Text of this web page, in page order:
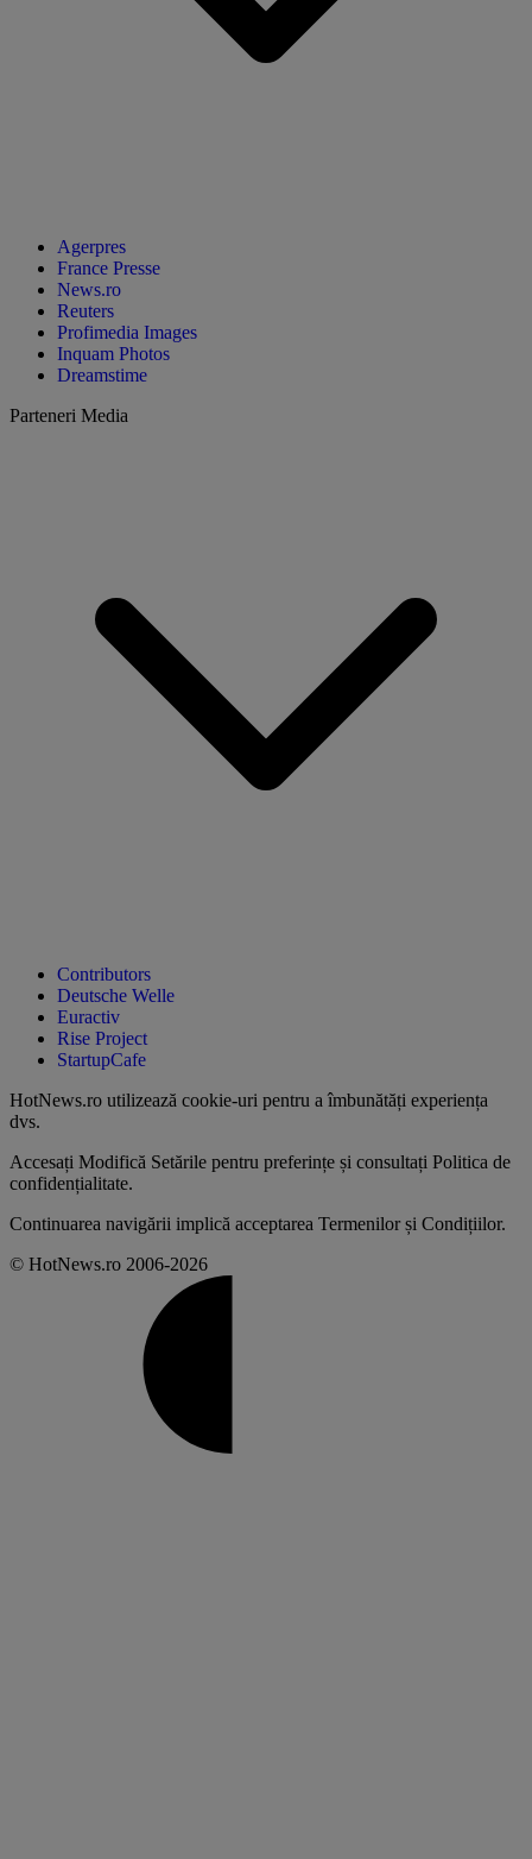
Agerpres
France Presse
News.ro
Reuters
Profimedia Images
Inquam Photos
Dreamstime
Parteneri Media
Contributors
Deutsche Welle
Euractiv
Rise Project
StartupCafe
HotNews.ro utilizează cookie-uri pentru a îmbunătăți experiența
dvs.
Accesați Modifică Setările pentru preferințe și consultați Politica de
confidențialitate.
Continuarea navigării implică acceptarea Termenilor și Condițiilor.
© HotNews.ro 2006-2026